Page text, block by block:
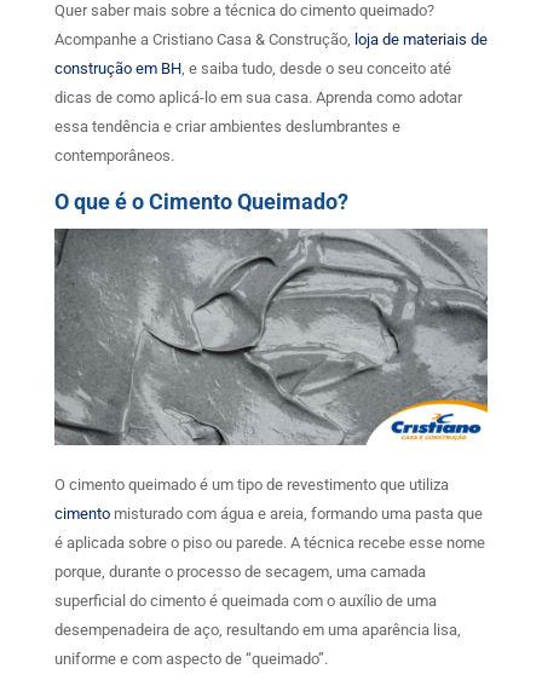
Quer saber mais sobre a técnica do cimento queimado?
Acompanhe a Cristiano Casa & Construção, loja de materiais de
construção em BH, e saiba tudo, desde o seu conceito até
dicas de como aplicá-lo em sua casa. Aprenda como adotar
essa tendência e criar ambientes deslumbrantes e
contemporâneos.
O que é o Cimento Queimado?
O cimento queimado é um tipo de revestimento que utiliza
cimentomisturado com água e areia, formando uma pasta que
é aplicada sobre o piso ou parede. A técnica recebe esse nome
porque, durante o processo de secagem, uma camada
superficial do cimento é queimada com o auxílio de uma
desempenadeira de aço, resultando em uma aparência lisa,
uniforme e com aspecto de “queimado”.